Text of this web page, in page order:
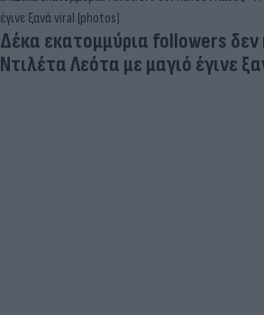
Δέκα εκατομμύρια followers
Ντιλέτα Λεότα με μαγιό έγινε